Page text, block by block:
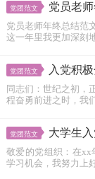
党团范文 党员老
党员老师年终总结范
这一年里我更加深刻
党团范文 入党积
同志们：世纪之初，
程奋勇前进之时，我
党团范文 大学生
敬爱的党组织：在xx
学习机会，我努力上